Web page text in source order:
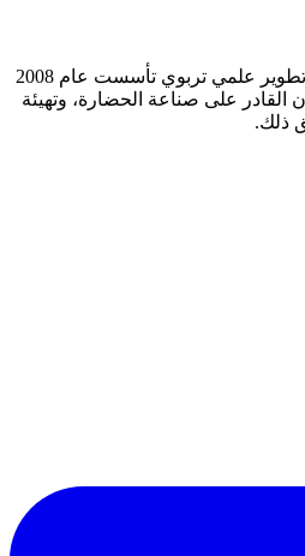
تفكر مؤسسة بحث وتدريب وتطوير علمي تربوي تأسست عام 2008
القادر على صناعة الحضارة، وتهيئة
ذلك.